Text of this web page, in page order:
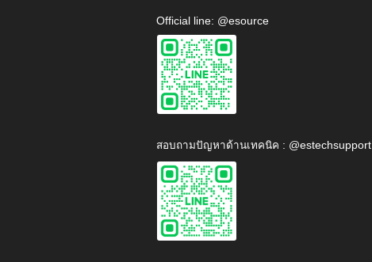
Official line: @esource
สอบถามปัญหาด้านเทคนิค : @estechsupport